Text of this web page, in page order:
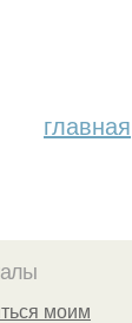
главная
моим